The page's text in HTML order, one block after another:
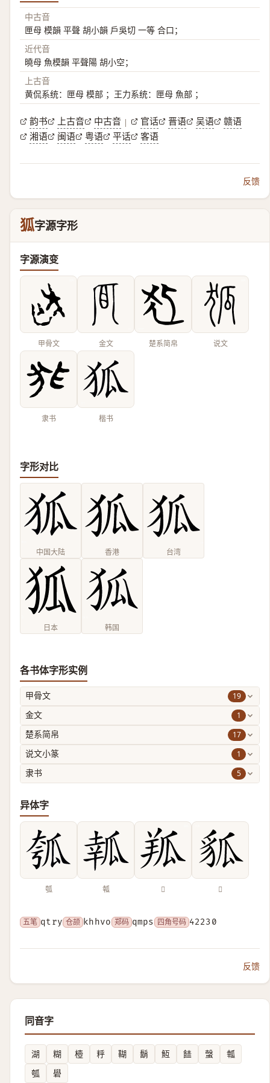
中古音
匣母 模韻 平聲 胡小韻 戶吳切 一等 合口；
近代音
曉母 魚模韻 平聲陽 胡小空；
上古音
黄侃系统：匣母 模部 ；王力系统：匣母 魚部 ；
韵书 上古音 中古音 | 官话 晋语 吴语
赣语
湘语
闽语 粤语 平话 客语
反馈
狐字源字形
字源演变
甲骨文 金文 楚系简帛 说文
隶书 楷书
字形对比
中国大陆 香港 台湾
日本 韩国
各书体字形实例
甲骨文 19
金文 1
楚系简帛 17
说文小篆 1
隶书 5
异体字
瓠 瓡 𦍳 𧲲
五笔 qtry 仓颉 khhvo 郑码 qmps 四角号码 42230
反馈
同音字
湖 糊 㯛 䉿 䩴 鬍 魱 䭍 螜
瓡
瓠
礐